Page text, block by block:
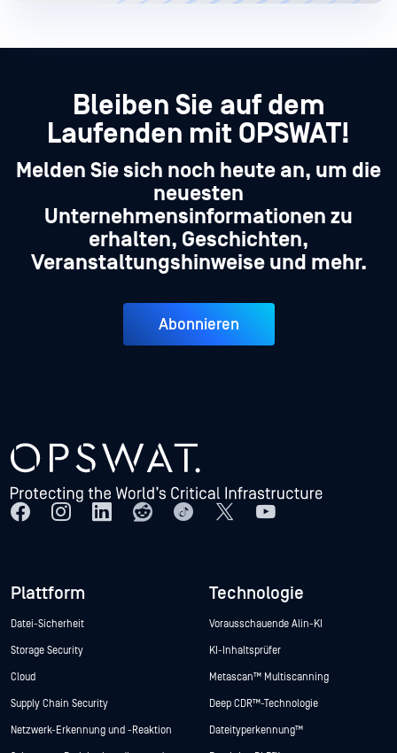
Bleiben Sie auf dem
Laufenden mit OPSWAT!
Melden Sie sich noch heute an, um die
neuesten
Unternehmensinformationen zu
erhalten, Geschichten,
Veranstaltungshinweise und mehr.
Abonnieren
Plattform
Datei-Sicherheit
Storage Security
Cloud
Supply Chain Security
Netzwerk-Erkennung und -Reaktion
Technologie
Vorausschauende Alin-KI
KI-Inhaltsprüfer
Metascan™ Multiscanning
Deep CDR™-Technologie
Dateityperkennung™